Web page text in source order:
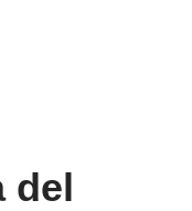
del